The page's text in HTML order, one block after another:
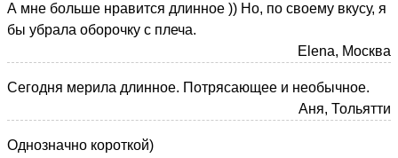
А мне больше нравится длинное )) Но, по своему вкусу, я
бы убрала оборочку с плеча.
Elena, Москва
Сегодня мерила длинное. Потрясающее и необычное.
Аня, Тольятти
Однозначно короткой)